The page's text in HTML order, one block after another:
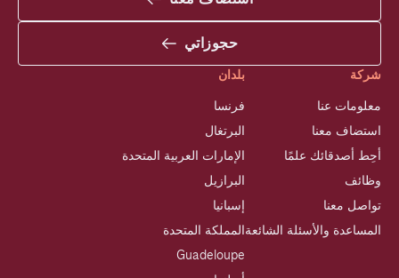
حجوزاتي
شركة
معلومات عنا
استضاف معنا
أحِط أصدقائك علمًا
وظائف
تواصل معنا
المساعدة والأسئلة الشائعة
بلدان
فرنسا
البرتغال
الإمارات العربية المتحدة
البرازيل
إسبانيا
المملكة المتحدة
Guadeloupe